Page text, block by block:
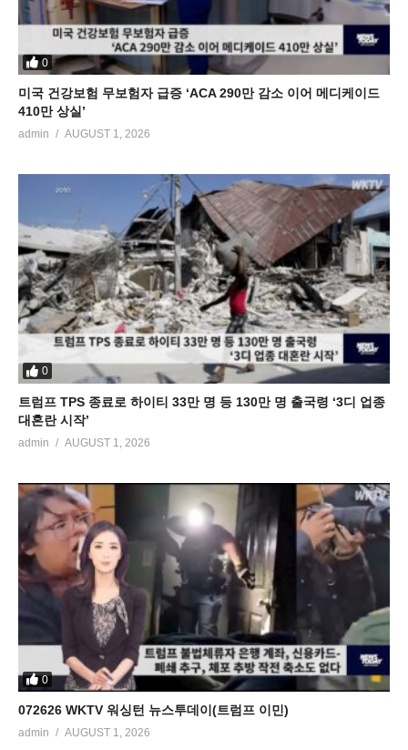
0
미국 건강보험 무보험자 급증 ‘ACA 290만 감소 이어 메디케이드
410만 상실’
admin AUGUST 1, 2026
0
트럼프 TPS 종료로 하이티 33만 명 등 130만 명 출국령 ‘3디 업종
대혼란 시작’
admin AUGUST 1, 2026
0
072626 WKTV 워싱턴 뉴스투데이(트럼프 이민)
admin AUGUST 1, 2026